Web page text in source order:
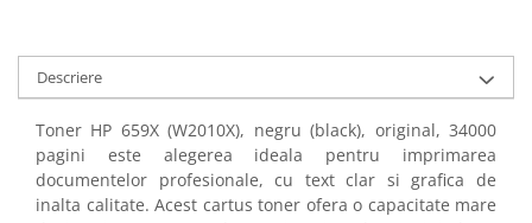
All-in-One PC
Monitoare
Monitoare LED
Accesorii monitoare
Descriere
Toner HP 659X (W2010X), negru (black), original, 34000
pagini este alegerea ideala pentru imprimarea
documentelor profesionale, cu text clar si grafica de
inalta calitate. Acest cartus toner ofera o capacitate mare